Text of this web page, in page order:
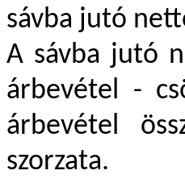
sávba jutó
A sávba jutó
árbevétel -
árbevétel
szorzata.